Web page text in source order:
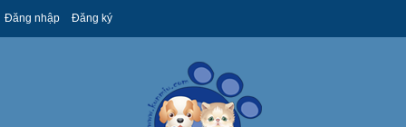
Đăng nhập Đăng ký